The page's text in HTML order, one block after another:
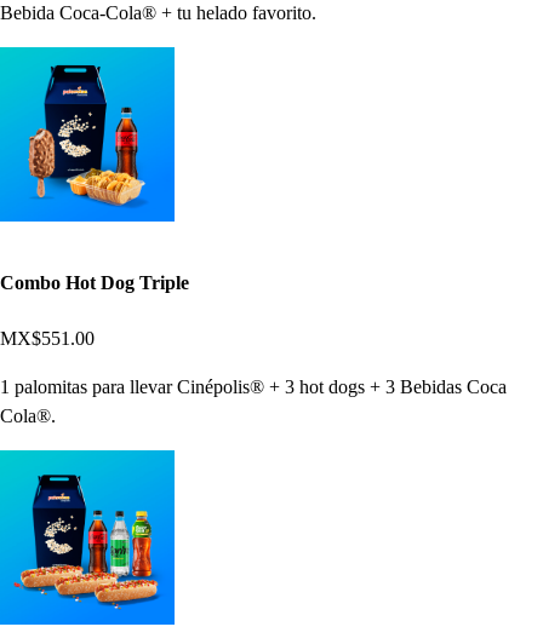
Bebida Coca-Cola® + tu helado favorito.
Combo Hot Dog Triple
MX$551.00
1 palomitas para llevar Cinépolis® + 3 hot dogs + 3 Bebidas Coca
Cola®.